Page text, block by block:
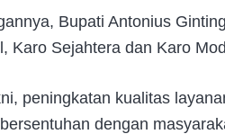
Bupati Antonius
Karo Sejahtera dan Karo
peningkatan kualitas
dengan